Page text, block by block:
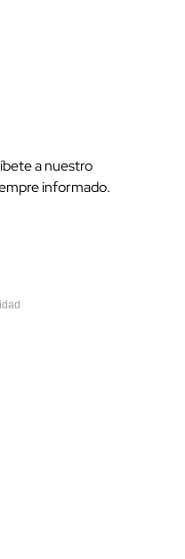
a nuestro
informado.